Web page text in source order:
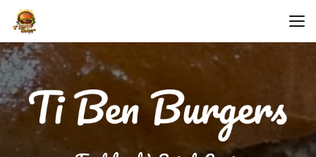
contenu
principal